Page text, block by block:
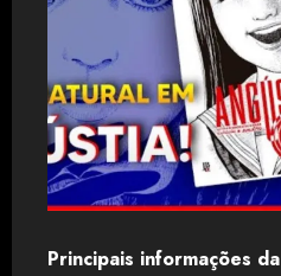
Principais informações da